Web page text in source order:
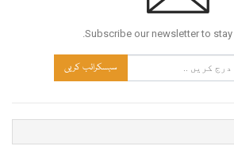
Subscribe our newsletter to stay
سبسکرائب کریں